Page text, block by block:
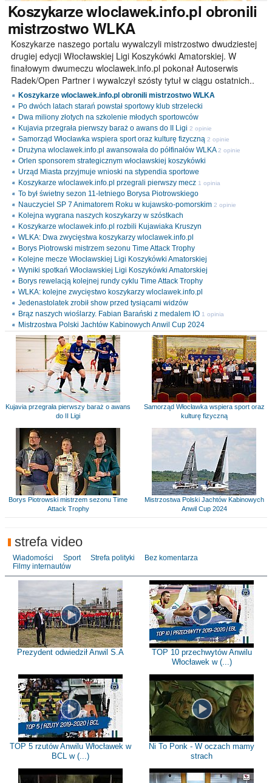
Koszykarzewloclawek.info.pl obronili
mistrzostwo WLKA
Koszykarze naszego portalu wywalczyli mistrzostwo dwudziestej
drugiej edycji Włocławskiej Ligi Koszykówki Amatorskiej. W
finałowym dwumeczu wloclawek.info.pl pokonał Autoserwis
Radek/Open Partner i wywalczył szósty tytuł w ciągu ostatnich..
Koszykarze wloclawek.info.pl obronili mistrzostwo WLKA
Po dwóch latach starań powstał sportowy klub strzelecki
Dwa miliony złotych na szkolenie młodych sportowców
Kujavia przegrała pierwszy baraż o awans do II Ligi 2 opinie
Samorząd Włocławka wspiera sport oraz kulturę fizyczną 2 opinie
Drużyna wloclawek.info.pl awansowała do półfinałów WLKA 2 opinie
Orlen sponsorem strategicznym włocławskiej koszykówki
Urząd Miasta przyjmuje wnioski na stypendia sportowe
Koszykarze wloclawek.info.pl przegrali pierwszy mecz 1 opinia
To był świetny sezon 11-letniego Borysa Piotrowskiego
Nauczyciel SP 7 Animatorem Roku w kujawsko-pomorskim 2 opinie
Kolejna wygrana naszych koszykarzy w szóstkach
Koszykarze wloclawek.info.pl rozbili Kujawiaka Kruszyn
WLKA: Dwa zwycięstwa koszykarzy wloclawek.info.pl
Borys Piotrowski mistrzem sezonu Time Attack Trophy
Kolejne mecze Włocławskiej Ligi Koszykówki Amatorskiej
Wyniki spotkań Włocławskiej Ligi Koszykówki Amatorskiej
Borys rewelacją kolejnej rundy cyklu Time Attack Trophy
WLKA: kolejne zwycięstwo koszykarzy wloclawek.info.pl
Jedenastolatek zrobił show przed tysiącami widzów
Brąz naszych wioślarzy. Fabian Barański z medalem IO 1 opinia
Mistrzostwa Polski Jachtów Kabinowych Anwil Cup 2024
Kujavia przegrała pierwszy baraż o awans
do II Ligi
Samorząd Włocławka wspiera sport oraz
kulturę fizyczną
Borys Piotrowski mistrzem sezonu Time
Attack Trophy
Mistrzostwa Polski Jachtów Kabinowych
Anwil Cup 2024
strefa video
Wiadomości Sport Strefa polityki
Bez komentarza
Filmy internautów
Prezydent odwiedził Anwil S.A
TOP 10 przechwytów Anwilu
Włocławek w (...)
TOP 5 rzutów Anwilu Włocławek w
BCL w (...)
Ni To Ponk - W oczach mamy
strach